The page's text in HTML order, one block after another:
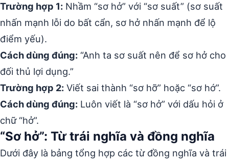
Trường hợp 1: Nhầm “sơ hở” với “sơ suất” (sơ suất
nhấn mạnh lỗi do bất cẩn, sơ hở nhấn mạnh để lộ
điểm yếu).
Cách dùng đúng: “Anh ta sơ suất nên để sơ hở cho
đối thủ lợi dụng.”
Trường hợp 2: Viết sai thành “sơ hỡ” hoặc “sơ hớ”.
Cách dùng đúng: Luôn viết là “sơ hở” với dấu hỏi ở
chữ “hở”.
“Sơ hở”: Từ trái nghĩa và đồng nghĩa
Dưới đây là bảng tổng hợp các từ đồng nghĩa và trái